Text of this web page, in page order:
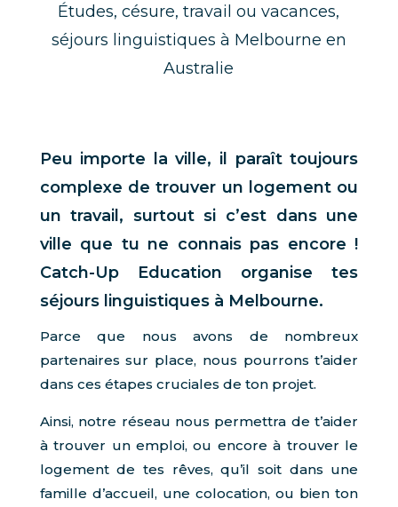
Études, césure, travail ou vacances,
séjours linguistiques à Melbourne en
Australie
Peu importe la ville, il paraît toujours
complexe de trouver un logement ou
un travail, surtout si c’est dans une
ville que tu ne connais pas encore !
Catch-Up Education organise tes
séjours linguistiques à Melbourne.
Parce que nous avons de nombreux
partenaires sur place, nous pourrons t’aider
dans ces étapes cruciales de ton projet.
Ainsi, notre réseau nous permettra de t’aider
à trouver un emploi, ou encore à trouver le
logement de tes rêves, qu’il soit dans une
famille d’accueil, une colocation, ou bien ton